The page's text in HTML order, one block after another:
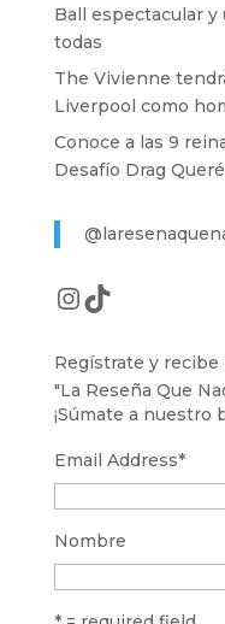
Ball espectacular
todas
The Vivienne
Liverpool como
Conoce a las 9
Desafío Drag
Instagram
TikTok
Regístrate y recibe
"La Reseña Que
¡Súmate a nuestro
Email Address*
Nombre